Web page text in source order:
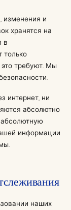
изменения и
хранятся на
в
только
требуют. Мы
интернет, ни
абсолютно
информации
наших